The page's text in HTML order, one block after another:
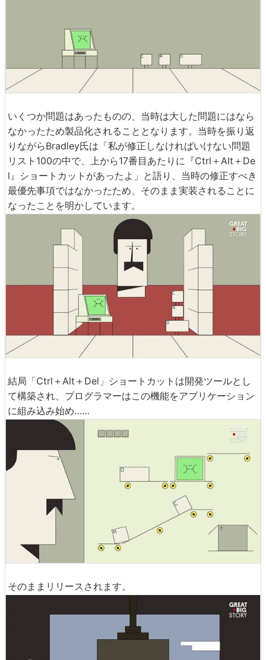
いくつか問題はあったものの、当時は大した問題にはなら
なかったため製品化されることとなります。当時を振り返
りながらBradley氏は「私が修正しなければいけない問題
リスト100の中で、上から17番目あたりに『Ctrl＋Alt＋De
l』ショートカットがあったよ」と語り、当時の修正すべき
最優先事項ではなかったため、そのまま実装されることに
なったことを明かしています。
結局「Ctrl＋Alt＋Del」ショートカットは開発ツールとし
て構築され、プログラマーはこの機能をアプリケーション
に組み込み始め……
そのままリリースされます。